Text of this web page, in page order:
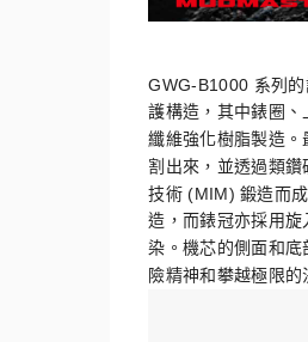
GWG-B1000 系列
護構造，其中錶圈、
纖維強化樹脂製造。
割出來， 並透過類鑽
技術(MIM) 鍛造而
造， 而錶冠亦採用旋
染。 機芯的側面和底
險精神和攀越極限的